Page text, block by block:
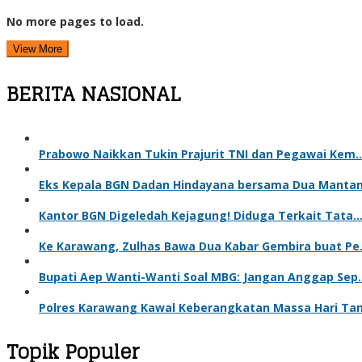
No more pages to load.
View More
BERITA NASIONAL
Prabowo Naikkan Tukin Prajurit TNI dan Pegawai
Eks Kepala BGN Dadan Hindayana bersama Dua
Kantor BGN Digeledah Kejagung! Diduga Terkait Tata…
Ke Karawang, Zulhas Bawa Dua Kabar Gembira buat
Bupati Aep Wanti-Wanti Soal MBG: Jangan Anggap
Polres Karawang Kawal Keberangkatan Massa Hari
Topik Populer